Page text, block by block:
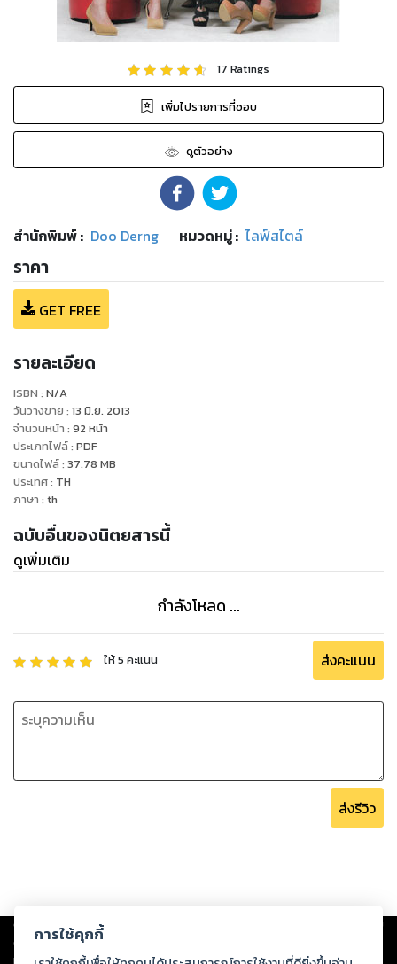
17 Ratings
เพิ่มไปรายการที่ชอบ
ดูตัวอย่าง
สำนักพิมพ์: Doo Derng หมวดหมู่: ไลฟ์สไตล์
ราคา
GET FREE
รายละเอียด
ISBN : N/A
วันวางขาย : 13 มิ.ย. 2013
จำนวนหน้า : 92 หน้า
ประเภทไฟล์: PDF
ขนาดไฟล์: 37.78 MB
ประเทศ: TH
ภาษา : th
ฉบับอื่นของนิตยสารนี้
ดูเพิ่มเติม
กำลังโหลด ...
ให้5 คะแนน ส่งคะแนน
ส่งรีวิว
Copyright © 2026
ต่อผลงานหรือเนื้อหาใดที่อัปโหลดผ่านเว็บไซต์และปรากฏว่าละเมิดสิทธิใน
ทรัพย์สินทางปัญญาของบุคคลอื่นหรือขัดต่อกฎหมายและศีลธรรม ดังนั้น ผู้อ่าน
การใช้คุกกี้